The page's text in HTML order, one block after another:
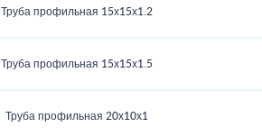
Труба профильная 15х15х1.2
Труба профильная 15х15х1.5
Труба профильная 20х10х1